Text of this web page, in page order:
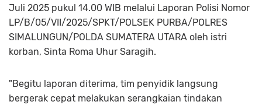
Juli 2025 pukul 14.00 WIB melalui Laporan Polisi Nomor
LP/B/05/VII/2025/SPKT/POLSEK PURBA/POLRES
SIMALUNGUN/POLDA SUMATERA UTARA oleh istri
korban, Sinta Roma Uhur Saragih.
"Begitu laporan diterima, tim penyidik langsung
bergerak cepat melakukan serangkaian tindakan